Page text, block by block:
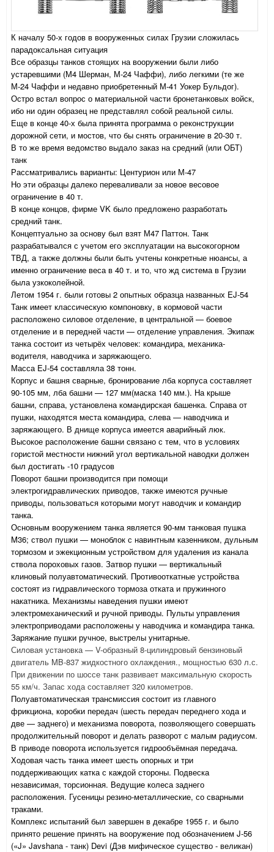
К началу 50-х годов в вооруженных силах Грузии сложилась
парадоксальная ситуация
Все образцы танков стоящих на вооружении были либо
устаревшими (М4 Шерман, М-24 Чаффи), либо легкими (те же
М-24 Чаффи и недавно приобретенный М-41 Уокер Бульдог).
Остро встал вопрос о материальной части бронетанковых войск,
ибо ни один образец не представлял собой реальной силы.
Еще в конце 40-х была принята программа о реконструкции
дорожной сети, и мостов, что бы снять ограничение в 20-30 т.
В то же время ведомство выдало заказ на средний (или ОБТ)
танк
Рассматривались варианты: Центурион или М-47
Но эти образцы далеко переваливали за новое весовое
ограничение в 40 т.
В конце концов, фирме VK было предложено разработать
средний танк.
Концептуально за основу был взят М47 Паттон. Танк
разрабатывался с учетом его эксплуатации на высокогорном
ТВД, а также должны были быть учтены конкретные нюансы, а
именно ограничение веса в 40 т. и то, что жд система в Грузии
была узкоколейной.
Летом 1954 г. были готовы 2 опытных образца названных EJ-54
Танк имеет классическую компоновку, в кормовой части
расположено силовое отделение, в центральной — боевое
отделение и в передней части — отделение управления. Экипаж
танка состоит из четырёх человек: командира, механика-
водителя, наводчика и заряжающего.
Масса EJ-54 составляла 38 тонн.
Корпус и башня сварные, бронирование лба корпуса составляет
90-105 мм, лба башни — 127 мм(маска 140 мм.). На крыше
башни, справа, установлена командирская башенка. Справа от
пушки, находятся места командира, слева — наводчика и
заряжающего. В днище корпуса имеется аварийный люк.
Высокое расположение башни связано с тем, что в условиях
гористой местности нижний угол вертикальной наводки должен
был достигать -10 градусов
Поворот башни производится при помощи
электрогидравлических приводов, также имеются ручные
приводы, пользоваться которыми могут наводчик и командир
танка.
Основным вооружением танка является 90-мм танковая пушка
M36; ствол пушки — моноблок с навинтным казенником, дульным
тормозом и эжекционным устройством для удаления из канала
ствола пороховых газов. Затвор пушки — вертикальный
клиновый полуавтоматический. Противооткатные устройства
состоят из гидравлического тормоза отката и пружинного
накатника. Механизмы наведения пушки имеют
электромеханический и ручной приводы. Пульты управления
электроприводами расположены у наводчика и командира танка.
Заряжание пушки ручное, выстрелы унитарные.
Силовая установка — V-образный 8-цилиндровый бензиновый
двигатель MB-837 жидкостного охлаждения., мощностью 630 л.с.
При движении по шоссе танк развивает максимальную скорость
55 км/ч. Запас хода составляет 320 километров.
Полуавтоматическая трансмиссия состоит из главного
фрикциона, коробки передач (шесть передач переднего хода и
две — заднего) и механизма поворота, позволяющего совершать
продолжительный поворот и делать разворот с малым радиусом.
В приводе поворота используется гидрообъёмная передача.
Ходовая часть танка имеет шесть опорных и три
поддерживающих катка с каждой стороны. Подвеска
независимая, торсионная. Ведущие колеса заднего
расположения. Гусеницы резино-металлические, со сварными
траками.
Комплекс испытаний был завершен в декабре 1955 г. и было
принято решение принять на вооружение под обозначением J-56
(«J» Javshana - танк) Devi (Дэв мифическое существо - великан)